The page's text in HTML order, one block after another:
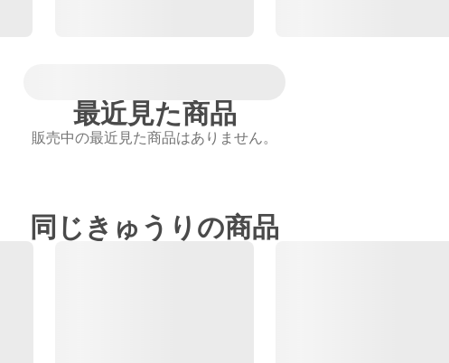
最近見た商品
販売中の最近見た商品はありません。
同じきゅうりの商品